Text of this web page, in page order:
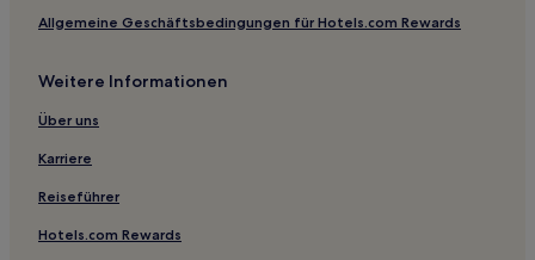
Allgemeine Geschäftsbedingungen für Hotels.com Rewards
Weitere Informationen
Über uns
Karriere
Reiseführer
Hotels.com Rewards